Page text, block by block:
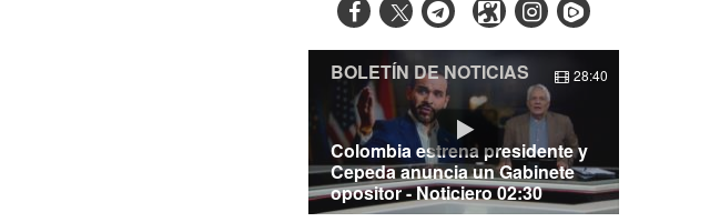
  
Colombia estrena presidente y
Cepeda anuncia un Gabinete
opositor - Noticiero 02:30
BOLETÍN DE NOTICIAS 28:40